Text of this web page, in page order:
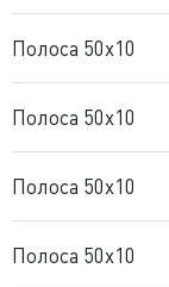
Полоса 50x10
Полоса 50x10
Полоса 50x10
Полоса 50x10